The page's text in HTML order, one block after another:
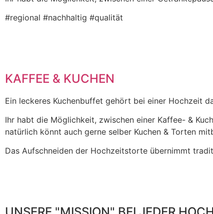
#regional #nachhaltig #qualität
KAFFEE & KUCHEN
Ein leckeres Kuchenbuffet gehört bei einer Hochzeit
Ihr habt die Möglichkeit, zwischen einer Kaffee- &
natürlich könnt auch gerne selber Kuchen & Torten
Das Aufschneiden der Hochzeitstorte übernimmt